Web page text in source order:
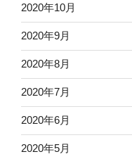
2020年10月
2020年9月
2020年8月
2020年7月
2020年6月
2020年5月